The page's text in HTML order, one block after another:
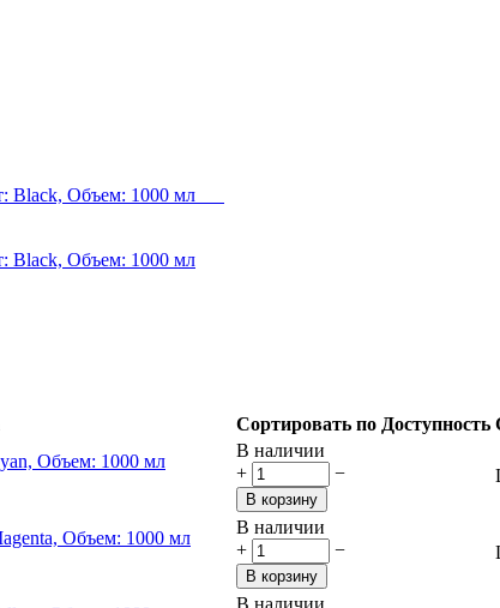
Сортировать по Доступность
В наличии
+
−
В корзину
В наличии
+
−
В корзину
В наличии